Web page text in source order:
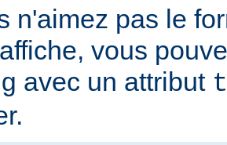
n'aimez pas le
vous
avec un attribut